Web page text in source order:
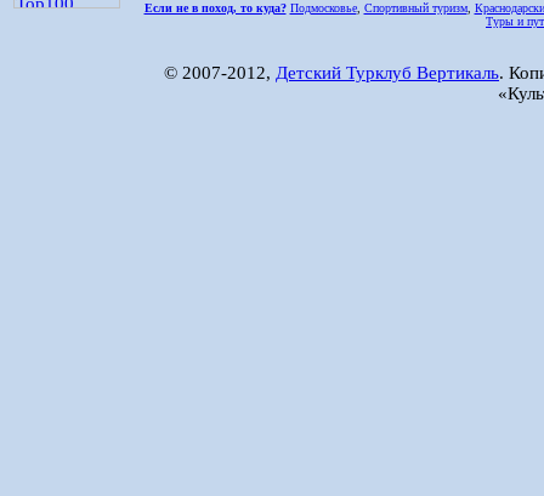
Если не в поход, то куда? Подмосковье, Спортивный туризм,
Туры и
© 2007-2012, Детский Турклуб Вертикаль.